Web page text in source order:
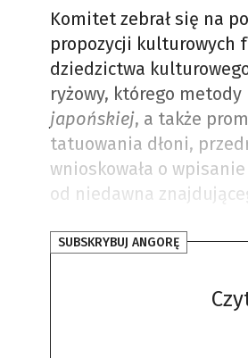
Komitet zebrał się na
propozycji kulturowych
dziedzictwa
ryżowy, którego
japońskiej, a także
tatuowania dłoni,
wnioskowała o
od niedawna
SUBSKRYBUJ ANGORĘ